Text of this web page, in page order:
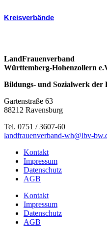
Kreisverbände
LandFrauenverband
Württemberg-Hohenzollern
Bildungs- und Sozialwerk der
Gartenstraße 63
88212 Ravensburg
Tel. 0751 / 3607-60
landfrauenverband-wh@lbv-
Kontakt
Impressum
Datenschutz
AGB
Kontakt
Impressum
Datenschutz
AGB